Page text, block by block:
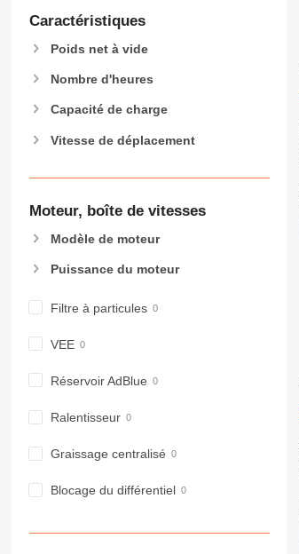
430
432
589
907
910
914
926
930
950
953
962
966
973
Caractéristiques
Poids net à vide
Nombre d'heures
Capacité de charge
Vitesse de déplacement
Moteur, boîte de vitesses
Modèle de moteur
Puissance du moteur
Filtre à particules
VEE
Réservoir AdBlue
Ralentisseur
Graissage centralisé
Blocage du différentiel